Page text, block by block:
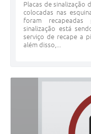
Placas de sinalização
colocadas nas
foram
sinalização está
serviço de recape a
além disso,...